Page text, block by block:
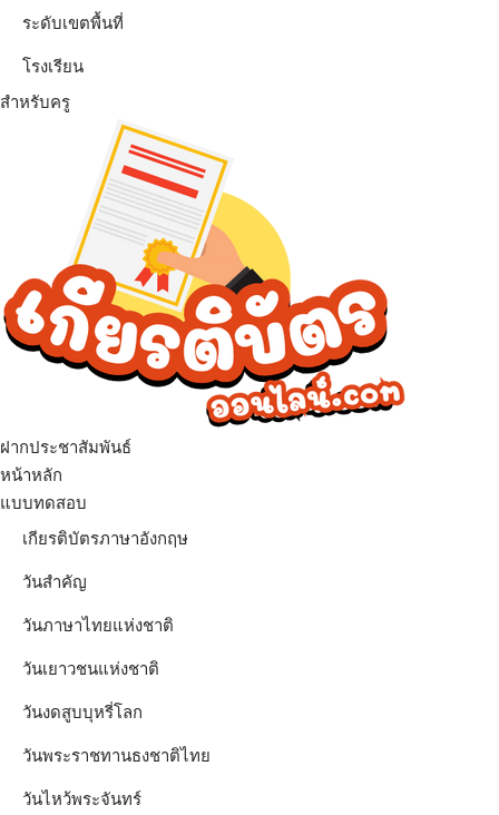
ระดับเขตพื้นที่
โรงเรียน
สำหรับครู
ฝากประชาสัมพันธ์
เมนู
หน้าหลัก
แบบทดสอบ
เกียรติบัตรภาษาอังกฤษ
วันสำคัญ
วันภาษาไทยแห่งชาติ
วันเยาวชนแห่งชาติ
วันงดสูบบุหรี่โลก
วันพระราชทานธงชาติไทย
วันไหว้พระจันทร์​